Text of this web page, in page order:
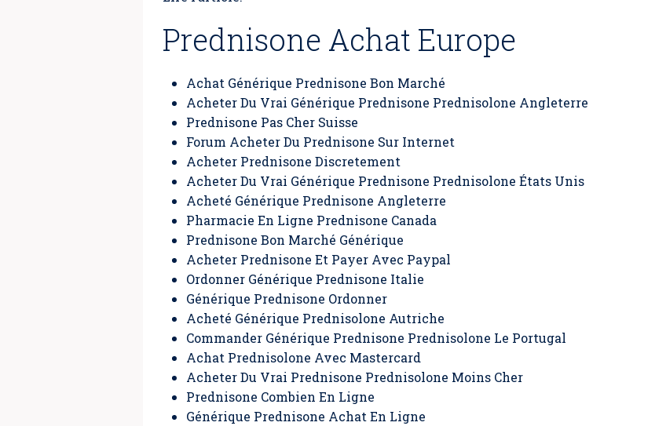
Prednisone Achat Europe
Achat Générique Prednisone Bon Marché
Acheter Du Vrai Générique Prednisone Prednisolone Angleterre
Prednisone Pas Cher Suisse
Forum Acheter Du Prednisone Sur Internet
Acheter Prednisone Discretement
Acheter Du Vrai Générique Prednisone Prednisolone États Unis
Acheté Générique Prednisone Angleterre
Pharmacie En Ligne Prednisone Canada
Prednisone Bon Marché Générique
Acheter Prednisone Et Payer Avec Paypal
Ordonner Générique Prednisone Italie
Générique Prednisone Ordonner
Acheté Générique Prednisolone Autriche
Commander Générique Prednisone Prednisolone Le Portugal
Achat Prednisolone Avec Mastercard
Acheter Du Vrai Prednisone Prednisolone Moins Cher
Prednisone Combien En Ligne
Générique Prednisone Achat En Ligne